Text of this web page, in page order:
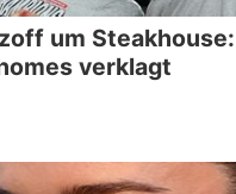
um
verklagt